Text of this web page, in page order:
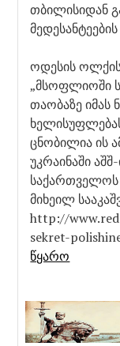
თბილისიდან
ოდესის ოლქის
„მსოფლიოში
თაობაზე იმას
ცნობილია ის
უკრაინაში
მიხეილ
http://
sekret-
წყარო